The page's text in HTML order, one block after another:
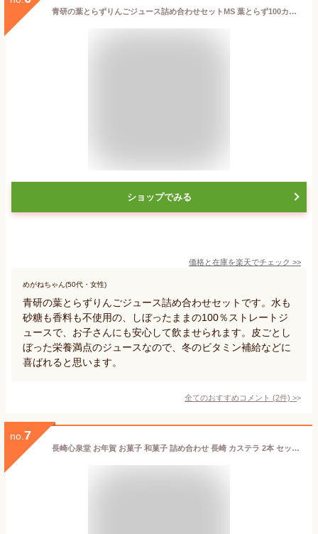
青研の葉とらずりんごジュース詰め合わせセットMS 葉とらず100カートンカン 包装済み | 青森 りんごジュース 葉とらずりんごジュース お土産 ギフト 内祝い リンゴジュース りんご 葉とらず 葉とらずりんご 青森リンゴジュース りんごジュース青森 お祝い 夏ギフト 父の日
ショップでみる
価格と在庫を楽天でチェック >>
めがねちゃん(50代・女性)
青研の葉とらずりんごジュース詰め合わせセットです。水も
砂糖も香料も不使用の、しぼったままの100％ストレートジ
ュースで、お子さんにも安心して飲ませられます。皮ごとし
ぼった栄養満点のジュースなので、冬のビタミン補給などに
喜ばれると思います。
全てのおすすめコメント (2件) >
no. 7
長崎心泉堂 お年賀 お菓子 和菓子 詰め合わせ 長崎 カステラ 2本 セット ［ 御年賀 年賀 お歳暮 冬ギフト 贈り物 高級 スイーツ ］あけぼの A01 WGTP